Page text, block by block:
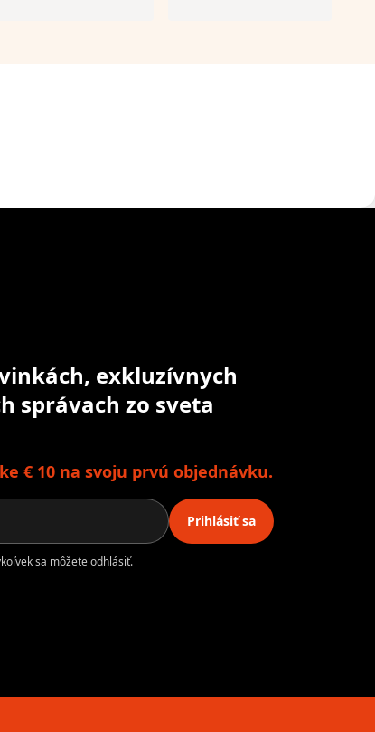
exkluzívnych
správach zo sveta
€ 10 na svoju prvú objednávku.
Prihlásiť sa
sa môžete odhlásiť.